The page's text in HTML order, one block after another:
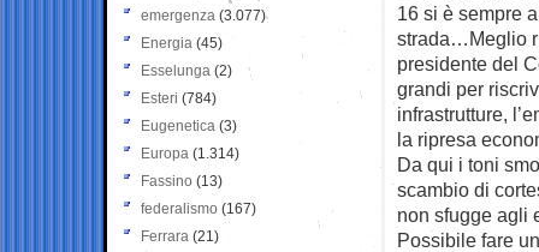
16 si è sempre
strada…Meglio
presidente del
grandi per
infrastrutture,
la ripresa
Da qui i toni
scambio di
non sfugge agli
Possibile fare
emergenza (3.077)
Energia (45)
Esselunga (2)
Esteri (784)
Eugenetica (3)
Europa (1.314)
Fassino (13)
federalismo (167)
Ferrara (21)